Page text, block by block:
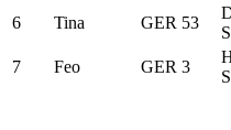
6 Tina GER 53
7 Feo GER 3